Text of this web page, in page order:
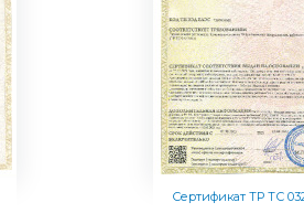
Сертификат ТР ТС